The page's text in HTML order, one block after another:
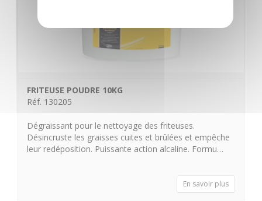
FRITEUSE POUDRE 10KG
Réf. 130205
Dégraissant pour le nettoyage des friteuses.
Désincruste les graisses cuites et brûlées et empêche
leur redéposition. Puissante action alcaline. Formu…
En savoir plus